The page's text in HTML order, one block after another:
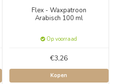
Flex - Waxpatroon
Arabisch 100 ml
Op voorraad
€3,26
Kopen